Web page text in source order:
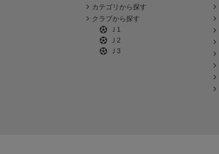
カテゴリから探す
クラブから探す
Ｊ1
Ｊ2
Ｊ3